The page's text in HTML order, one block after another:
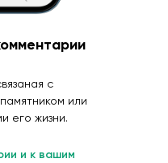
с
или
его жизни.
и к вашим